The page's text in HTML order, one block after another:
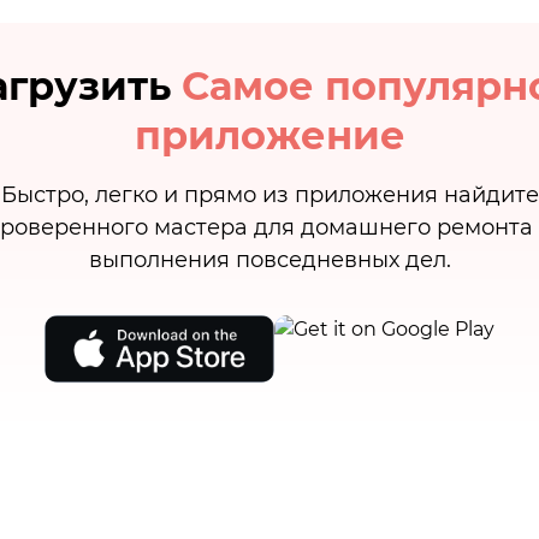
Самое
приложение
Быстро, легко и прямо из приложения найдите
мастера для домашнего ремонта
выполнения повседневных дел.